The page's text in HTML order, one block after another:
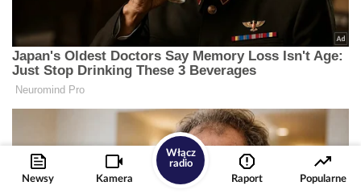
Newsy Kamera
Włącz
radio
Raport
Popularne